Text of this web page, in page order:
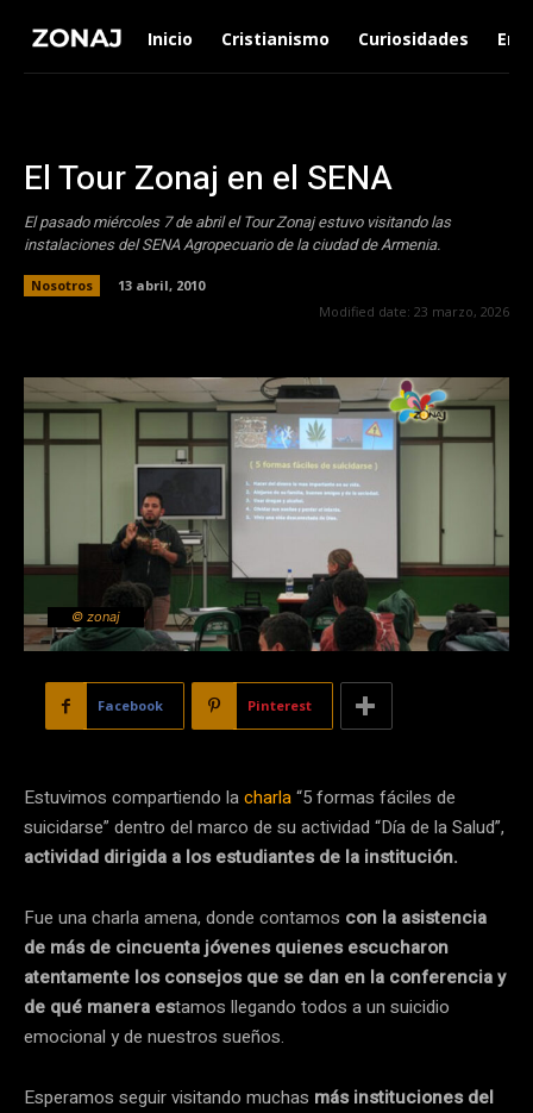
Inicio Cristianismo Curiosidades
El Tour Zonaj en el SENA
El pasado miércoles 7 de abril el Tour Zonaj estuvo visitando las
instalaciones del SENA Agropecuario de la ciudad de Armenia.
Nosotros
13 abril, 2010
Modified date: 23 marzo, 2026
© zonaj
Facebook Pinterest
Estuvimos compartiendo lacharla“5 formas fáciles de
suicidarse” dentro del marco de su actividad “Día de la Salud”,
actividad dirigida a los estudiantes de la institución.
Fue una charla amena, donde contamos con la asistencia
de más de cincuenta jóvenes quienes escucharon
atentamente los consejos que se dan en la conferencia y
de qué manera estamos llegando todos a un suicidio
emocional y de nuestros sueños.
Esperamos seguir visitando muchas más instituciones del